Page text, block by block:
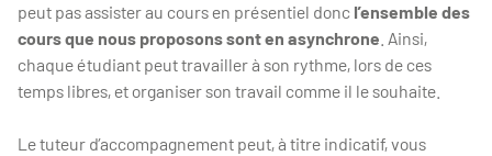
peut pas assister au cours en présentiel donc l’ensemble des
cours que nous proposons sont en asynchrone . Ainsi,
chaque étudiant peut travailler à son rythme, lors de ces
temps libres, et organiser son travail comme il le souhaite.
Le tuteur d’accompagnement peut, à titre indicatif, vous